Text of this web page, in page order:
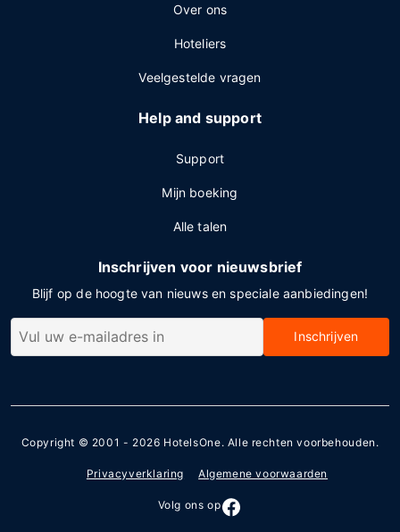
Over ons
Hoteliers
Veelgestelde vragen
Help and support
Support
Mijn boeking
Alle talen
Inschrijven voor nieuwsbrief
Blijf op de hoogte van nieuws en speciale aanbiedingen!
Inschrijven
Copyright © 2001 - 2026 HotelsOne. Alle rechten voorbehouden.
Privacyverklaring Algemene voorwaarden
Volg ons op